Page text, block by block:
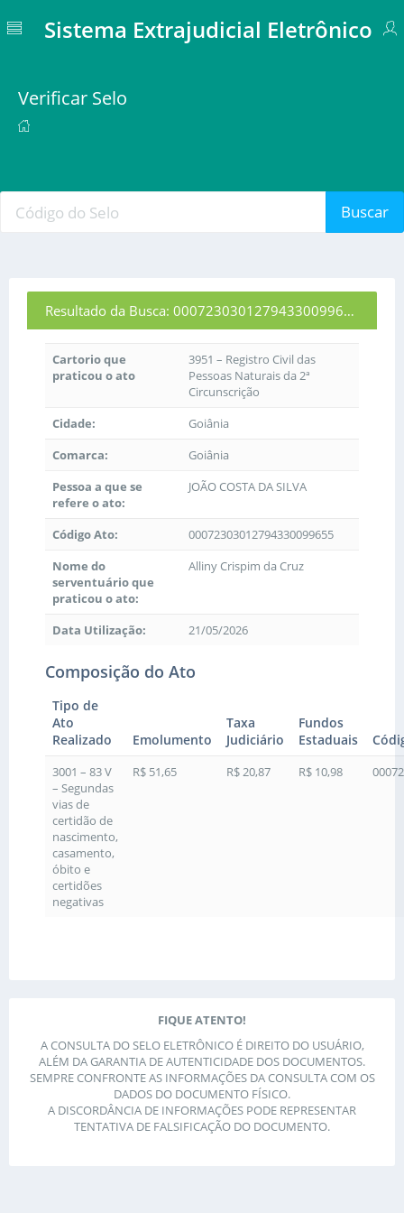
Sistema Extrajudicial Eletrônico
Verificar Selo
Buscar
Resultado da Busca: 00072303012794330099655
Cartorio que
praticou o ato
3951 – Registro Civil das
Pessoas Naturais da 2ª
Circunscrição
Cidade:
Goiânia
Comarca:
Goiânia
Pessoa a que se
refere o ato:
JOÃO COSTA DA SILVA
Código Ato:
00072303012794330099655
Nome do
serventuário que
praticou o ato:
Alliny Crispim da Cruz
Data Utilização: 21/05/2026
Composição do Ato
Tipo de
Ato
Realizado
Emolumento
Taxa
Judiciário
Fundos
Estaduais
3001 – 83 V
– Segundas
vias de
certidão de
nascimento,
casamento,
óbito e
certidões
negativas
R$ 51,65 R$ 20,87 R$ 10,98
FIQUE ATENTO!
A CONSULTA DO SELO ELETRÔNICO É DIREITO DO USUÁRIO,
ALÉM DA GARANTIA DE AUTENTICIDADE DOS DOCUMENTOS.
SEMPRE CONFRONTE AS INFORMAÇÕES DA CONSULTA COM OS
DADOS DO DOCUMENTO FÍSICO.
A DISCORDÂNCIA DE INFORMAÇÕES PODE REPRESENTAR
TENTATIVA DE FALSIFICAÇÃO DO DOCUMENTO.